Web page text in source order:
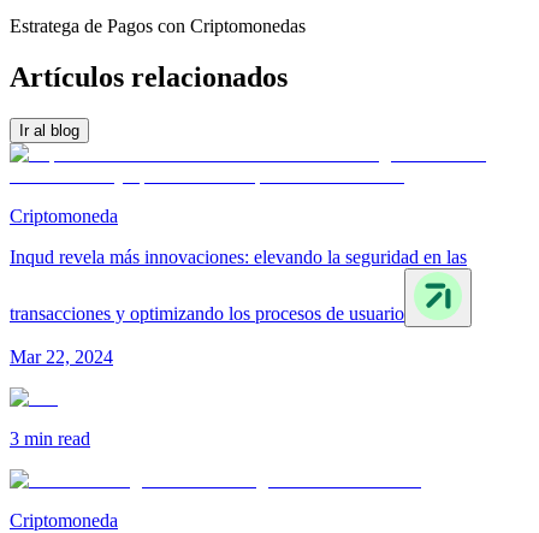
Estratega de Pagos con Criptomonedas
Artículos relacionados
Ir al blog
Criptomoneda
Inqud revela más innovaciones: elevando la seguridad en las
transacciones y optimizando los procesos de usuario
Mar 22, 2024
3 min read
Criptomoneda